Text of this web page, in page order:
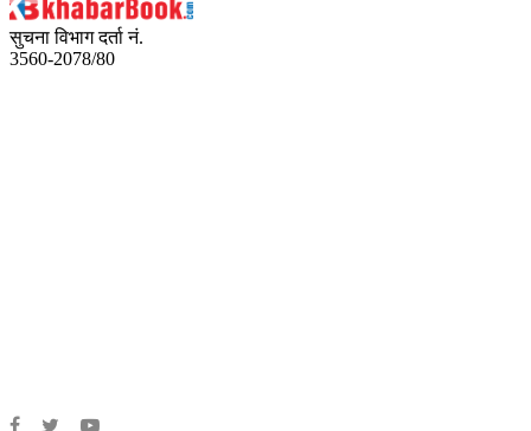
सुचना विभाग दर्ता नं.
3560-2078/80